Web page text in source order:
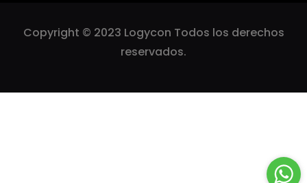
Copyright © 2023 Logycon Todos los derechos
reservados.